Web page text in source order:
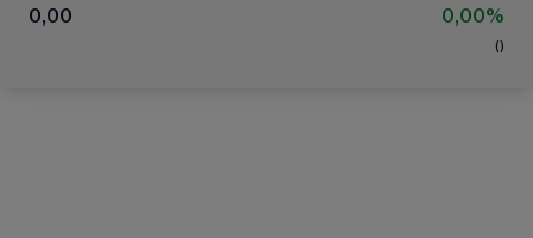
0,00
0,00%
( )